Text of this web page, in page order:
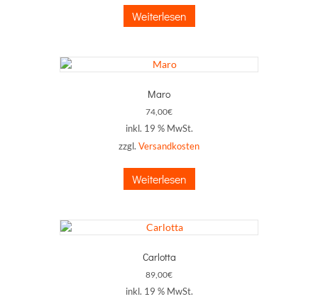
Weiterlesen
Maro
74,00€
inkl. 19 % MwSt.
zzgl. Versandkosten
Weiterlesen
Carlotta
89,00€
inkl. 19 % MwSt.